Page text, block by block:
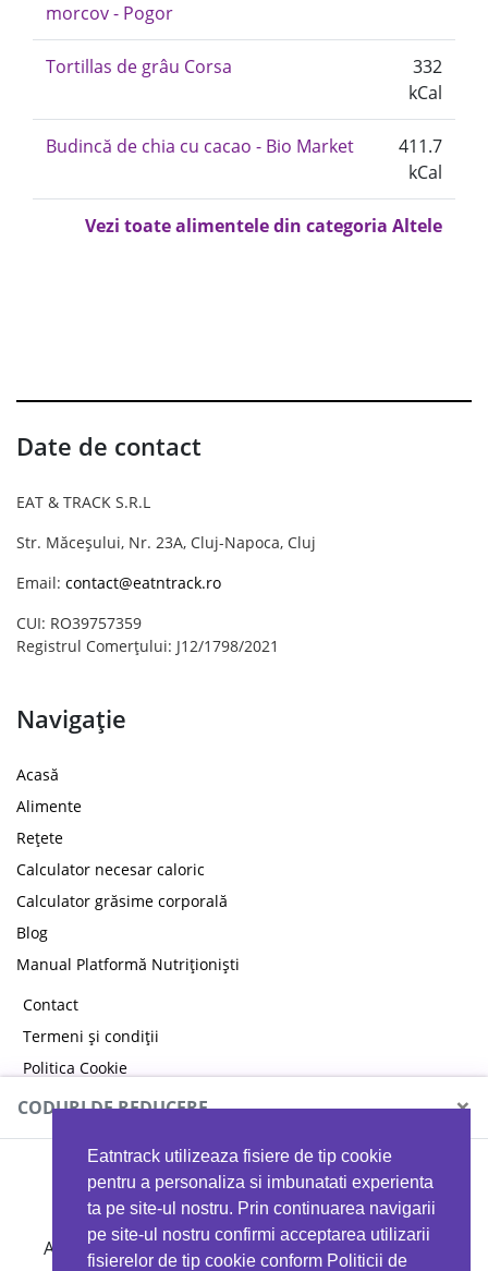
Eatntrack utilizeaza fisiere de tip cookie
pentru a personaliza si imbunatati experienta
ta pe site-ul nostru. Prin continuarea navigarii
pe site-ul nostru confirmi acceptarea utilizarii
fisierelor de tip cookie conform Politicii de
morcov - Pogor
Tortillas de grâu Corsa
332
kCal
Budincă de chia cu cacao - Bio Market
411.7
kCal
Vezi toate alimentele din categoria Altele
Date de contact
EAT & TRACK S.R.L
Str. Măceșului, Nr. 23A, Cluj-Napoca, Cluj
Email: contact@eatntrack.ro
CUI: RO39757359
Registrul Comerțului: J12/1798/2021
Navigație
Acasă
Alimente
Rețete
Calculator necesar caloric
Calculator grăsime corporală
Blog
Manual Platformă Nutriționiști
Contact
Termeni și condiții
Politica Cookie
Politica de confidențialitate
CODURI DE REDUCERE ×
MYPROTEIN
Ai 40%reducere la orice comandă folosind codul